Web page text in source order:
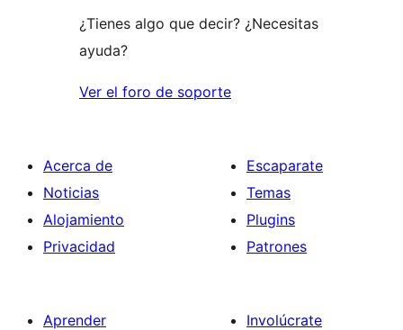
¿Tienes algo que decir? ¿Necesitas
ayuda?
Ver el foro de soporte
Acerca de
Noticias
Alojamiento
Privacidad
Escaparate
Temas
Plugins
Patrones
Aprender
Involúcrate